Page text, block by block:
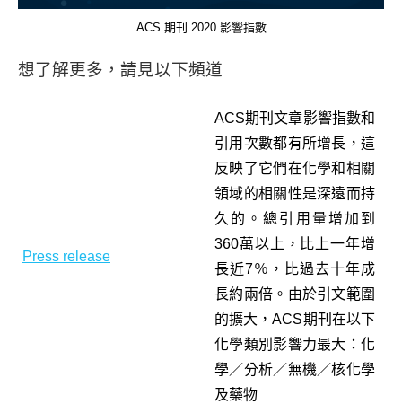
ACS 期刊 2020 影響指數
想了解更多，請見以下頻道
Press release
ACS期刊文章影響指數和
引用次數都有所增長，這
反映了它們在化學和相關
領域的相關性是深遠而持
久的。總引用量增加到
360萬以上，比上一年增
長近7％，比過去十年成
長約兩倍。由於引文範圍
的擴大，ACS期刊在以下
化學類別影響力最大：化
學／分析／無機／核化學
及藥物